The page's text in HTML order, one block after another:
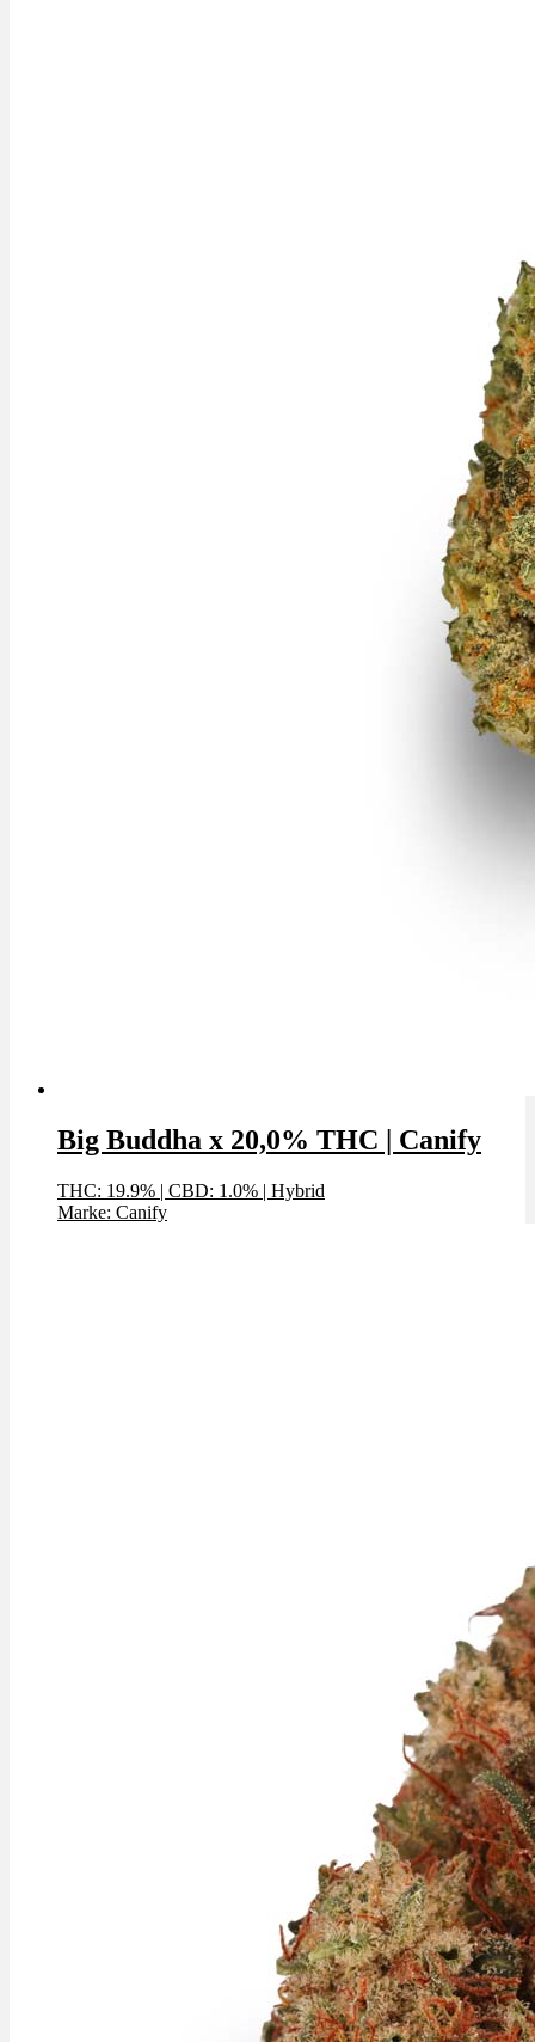
Big Buddha x 20,0% THC | Canify
THC: 19.9% | CBD: 1.0% | Hybrid
Marke: Canify